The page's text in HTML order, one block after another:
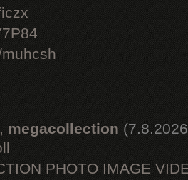
, megacollection
PHOTO IMAGE